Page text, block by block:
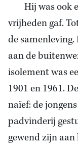
Hij was ook
vrijheden gaf.
de
aan de
isolement was
1901 en 1961.
naïef: de
padvinderij
gewend zijn aan